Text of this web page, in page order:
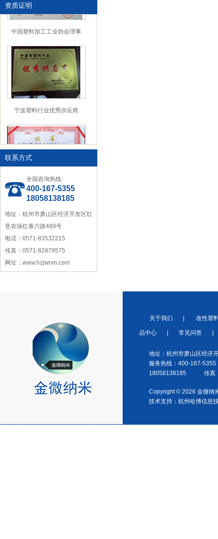
资质证明
中国塑料加工工业协会理事
宁波塑料行业优秀供应商
浙江省塑料协会会员
宁波塑料协会理事单位
金微纳米荣获“国家高新技术企
联系方式
全国咨询热线:
400-167-5355
18058138185
地址：杭州市萧山区经济开发区红
垦农场红泰六路489号
电话：0571-83532215
传真：0571-82879575
网址：www.hzjwnm.com
关于我们 改性塑
品中心 常见问答
地址：杭州市萧山区经济
服务热线：400-167-5355
18058138185 传真：
Copyright © 2026 金微纳
技术支持： 杭州哈博信息